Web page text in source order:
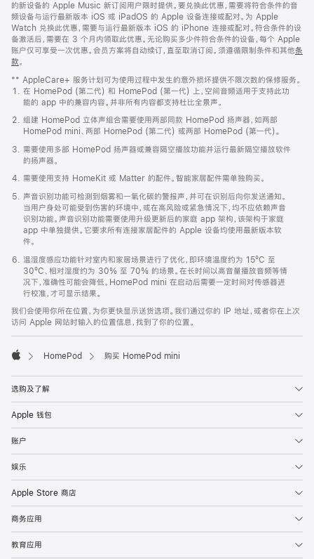
页
脚
的新设备的 Apple Music 新订阅用户限时提供。要兑换此优惠，需要将符合条件的音
频设备与运行最新版本 iOS 或 iPadOS 的 Apple 设备连接或配对。为 Apple
Watch 兑换此优惠，需要与运行最新版本 iOS 的 iPhone 连接或配对。符合条件的设
备激活后，需要在 3 个月内领取此优惠。无论购买多少件符合条件的设备，每个 Apple
账户仅可享受一次优惠。会员方案将自动续订，直至取消订阅。须遵循限制条件和其他条
款。
窗
口
中
打
开)
** AppleCare+ 服务计划可为使用过程中发生的意外损坏提供不限次数的保修服务。
在 HomePod (第二代) 和 HomePod (第一代) 上，空间音频适用于支持此功
能的 app 中的兼容内容。并非所有内容都支持杜比全景声。
组建 HomePod 立体声组合需要使用两部同款 HomePod 扬声器，如两部
HomePod mini、两部 HomePod (第二代) 或两部 HomePod (第一代)。
需要使用多部 HomePod 扬声器或兼容隔空播放功能并运行最新隔空播放软件
的扬声器。
需要使用支持 HomeKit 或 Matter 的配件。智能家居配件需单独购买。
声音识别功能可检测到烟雾和一氧化碳的警报声，并可在识别后向你发送通知。
当用户身处可能受到伤害的环境中，或在高风险或紧急情况下，均不应依赖声音
识别功能。声音识别功能需要使用升级更新后的家庭 app 架构，该架构于家庭
app 中单独提供。它要求所有连接家居配件的 Apple 设备均使用最新版本软
件。
温湿度感应功能针对室内和家居场景进行了优化，即环境温度约为 15ºC 至
30ºC、相对湿度约为 30% 至 70% 的场景。在长时间以高音量播放音频等情
况下，准确性可能会降低。HomePod mini 在启动后需要一定时间对传感器进
行校准，才可显示结果。
我们会使用你所在位置，为你更快显示送货选项。我们通过你的 IP 地址，或者你在上次
访问 Apple 网站时输入的位置信息，找到了你的位置。
HomePod 购买 HomePod mini
选购及了解
Apple 钱包
账户
娱乐
Apple Store 商店
商务应用
教育应用